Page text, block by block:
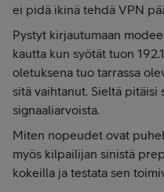
ei pidä ikinä tehdä VPN
Pystyt kirjautumaan
kautta kun syötät tuon
oletuksena tuo tarrassa
sitä vaihtanut. Sieltä
signaaliarvoista.
Miten nopeudet ovat
myös kilpailijan sinistä
kokeilla ja testata sen